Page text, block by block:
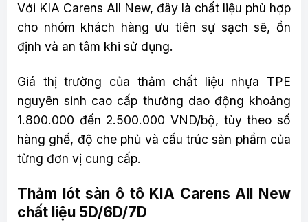
Với KIA Carens All New, đây là chất liệu phù hợp
cho nhóm khách hàng ưu tiên sự sạch sẽ, ổn
định và an tâm khi sử dụng.
Giá thị trường của thảm chất liệu nhựa TPE
nguyên sinh cao cấp thường dao động khoảng
1.800.000 đến 2.500.000 VND/bộ, tùy theo số
hàng ghế, độ che phủ và cấu trúc sản phẩm của
từng đơn vị cung cấp.
Thảm lót sàn ô tô KIA Carens All New
chất liệu 5D/6D/7D